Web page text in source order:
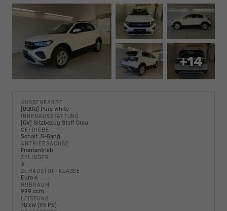
+14
AUSSENFARBE
[0Q0Q] Pure White
INNENAUSSTATTUNG
[QV] Sitzbezug Stoff Grau
GETRIEBE
Schalt. 5-Gang
ANTRIEBSACHSE
Frontantrieb
ZYLINDER
3
SCHADSTOFFKLASSE
Euro 6
HUBRAUM
999 ccm
LEISTUNG
70 kW (95 PS)